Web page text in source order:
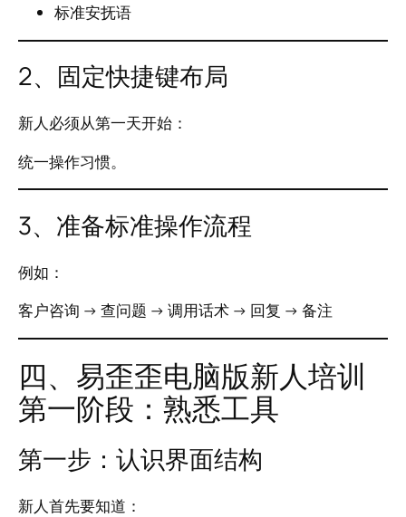
标准安抚语
2、固定快捷键布局
新人必须从第一天开始：
统一操作习惯。
3、准备标准操作流程
例如：
客户咨询 → 查问题 → 调用话术 → 回复 → 备注
四、易歪歪电脑版新人培训
第一阶段：熟悉工具
第一步：认识界面结构
新人首先要知道：